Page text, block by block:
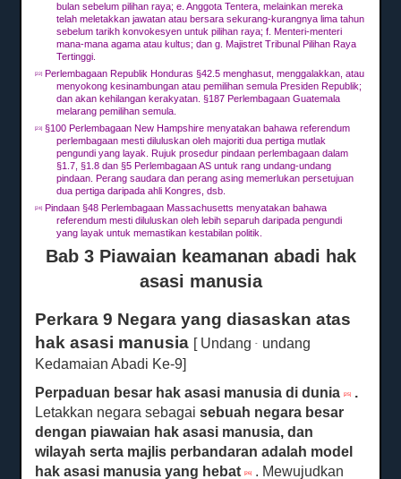
bulan sebelum pilihan raya;e.Anggota Tentera, melainkan mereka
telah meletakkan jawatan atau bersara sekurang-kurangnya lima tahun
sebelum tarikh konvokesyen untuk pilihan raya;f.Menteri-menteri
mana-mana agama atau kultus;dan g.Majistret Tribunal Pilihan Raya
Tertinggi.
[22]
Perlembagaan Republik Honduras §42.5 menghasut, menggalakkan, atau
menyokong kesinambungan atau pemilihan semula Presiden Republik;
dan akan kehilangan kerakyatan.§187 Perlembagaan Guatemala
melarang pemilihan semula.
[23]
§100 Perlembagaan New Hampshire menyatakan bahawa referendum
perlembagaan mesti diluluskan oleh majoriti dua pertiga mutlak
pengundi yang layak.Rujuk prosedur pindaan perlembagaan dalam
§1.7, §1.8 dan §5 Perlembagaan AS untuk rang undang-undang
pindaan.Perang saudara dan perang asing memerlukan persetujuan
dua pertiga daripada ahli Kongres, dsb.
[24]
Pindaan §48 Perlembagaan Massachusetts menyatakan bahawa
referendum mesti diluluskan oleh lebih separuh daripada pengundi
yang layak untuk memastikan kestabilan politik.
Bab 3 Piawaian keamanan abadi hak
asasi manusia
Perkara 9 Negara yang diasaskan atas
hak asasi manusia [ Undang-
undang
Kedamaian Abadi Ke-9]
Perpaduan besar hak asasi manusia di dunia[25]
.
Letakkan negara sebagaisebuah negara besar
dengan piawaian hak asasi manusia, dan
wilayah serta majlis perbandaran adalah model
hak asasi manusia yang hebat[26] . Mewujudkan